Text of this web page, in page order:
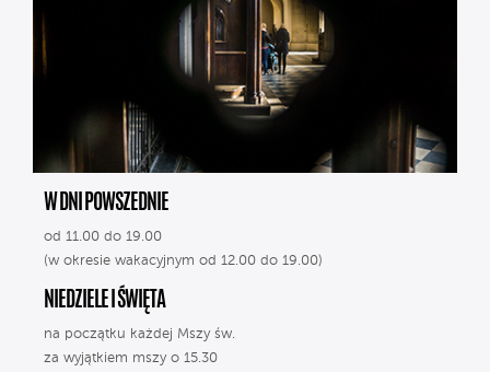
W DNI POWSZEDNIE
od 11.00 do 19.00
(w okresie wakacyjnym od 12.00 do 19.00)
NIEDZIELE I ŚWIĘTA
na początku każdej Mszy św.
za wyjątkiem mszy o 15.30